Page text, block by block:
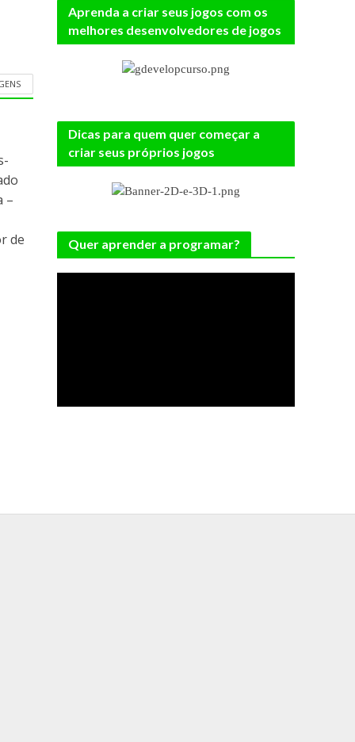
–
de
Aprenda a criar seus jogos com os
melhores desenvolvedores de jogos
Dicas para quem quer começar a
criar seus próprios jogos
Quer aprender a programar?